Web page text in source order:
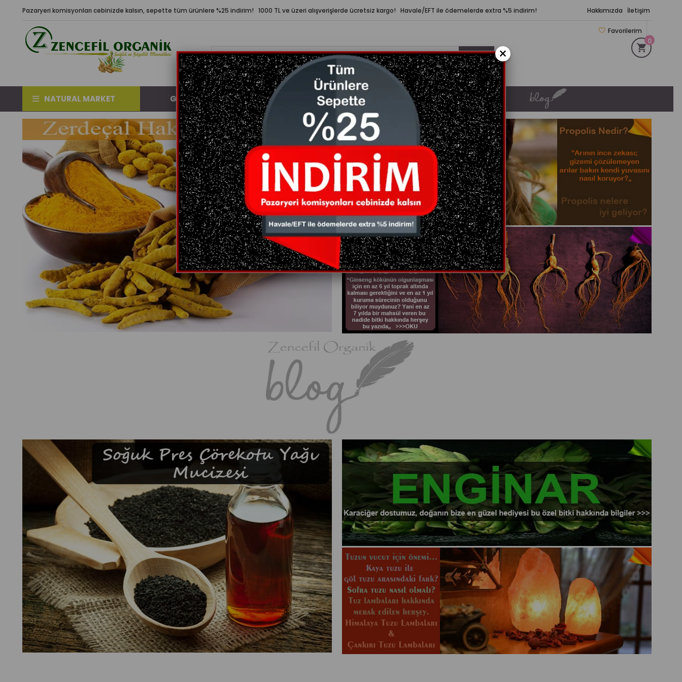
Pazaryeri komisyonları cebinizde kalsın, sepette tüm ürünlere %25 indirim! 1000 TL ve üzeri alışverişlerde ücretsiz kargo! Havale/EFT ile ödemelerde extra %5 indirim! Hakkımızda İletişim
Favorilerim
0
NATURAL MARKET GÜNDEM ÜRÜNLERİ YAZA HAZIRLIK ÇOK SATANLAR KIŞ KÖŞESİ
×